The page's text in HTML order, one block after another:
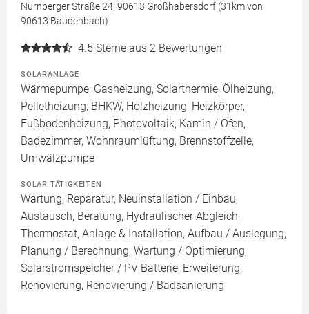
Nürnberger Straße 24, 90613 Großhabersdorf (31km von
90613 Baudenbach)
4.5 Sterne aus 2 Bewertungen
SOLARANLAGE
Wärmepumpe, Gasheizung, Solarthermie, Ölheizung,
Pelletheizung, BHKW, Holzheizung, Heizkörper,
Fußbodenheizung, Photovoltaik, Kamin / Ofen,
Badezimmer, Wohnraumlüftung, Brennstoffzelle,
Umwälzpumpe
SOLAR TÄTIGKEITEN
Wartung, Reparatur, Neuinstallation / Einbau,
Austausch, Beratung, Hydraulischer Abgleich,
Thermostat, Anlage & Installation, Aufbau / Auslegung,
Planung / Berechnung, Wartung / Optimierung,
Solarstromspeicher / PV Batterie, Erweiterung,
Renovierung, Renovierung / Badsanierung